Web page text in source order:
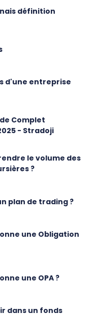
définition
d'une entreprise
Complet
- Stradoji
le volume des
?
plan de trading ?
une Obligation
une OPA ?
dans un fonds